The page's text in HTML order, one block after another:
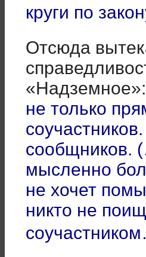
круги по
Отсюда
не только
сообщников.
мысленно
не хочет
никто не